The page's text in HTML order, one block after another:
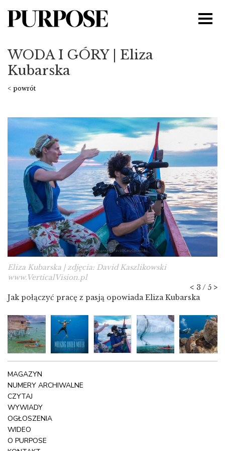
WODA I GÓRY | Eliza
Kubarska
< powrót
Eliza Kubarska | zdjęcia: David Kaszlikowski
www.VerticalVision.pl
< 3 / 5 >
Jak połączyć pracę z pasją opowiada Eliza Kubarska
MAGAZYN
NUMERY ARCHIWALNE
CZYTAJ
WYWIADY
OGŁOSZENIA
WIDEO
O PURPOSE